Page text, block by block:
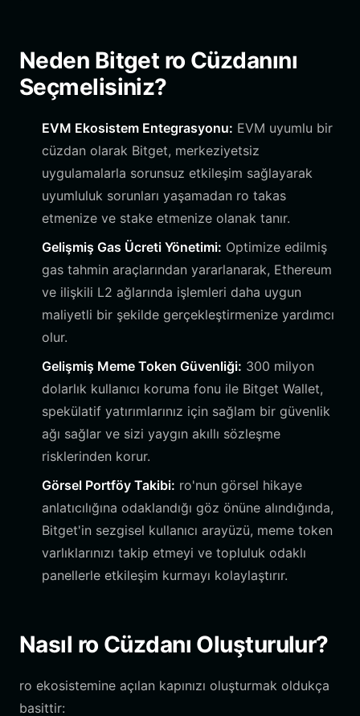
Neden Bitget ro Cüzdanını
Seçmelisiniz?
EVM Ekosistem Entegrasyonu: EVM uyumlu bir
cüzdan olarak Bitget, merkeziyetsiz
uygulamalarla sorunsuz etkileşim sağlayarak
uyumluluk sorunları yaşamadan ro takas
etmenize ve stake etmenize olanak tanır.
Gelişmiş Gas Ücreti Yönetimi: Optimize edilmiş
gas tahmin araçlarından yararlanarak, Ethereum
ve ilişkili L2 ağlarında işlemleri daha uygun
maliyetli bir şekilde gerçekleştirmenize yardımcı
olur.
Gelişmiş Meme Token Güvenliği: 300 milyon
dolarlık kullanıcı koruma fonu ile Bitget Wallet,
spekülatif yatırımlarınız için sağlam bir güvenlik
ağı sağlar ve sizi yaygın akıllı sözleşme
risklerinden korur.
Görsel Portföy Takibi: ro'nun görsel hikaye
anlatıcılığına odaklandığı göz önüne alındığında,
Bitget'in sezgisel kullanıcı arayüzü, meme token
varlıklarınızı takip etmeyi ve topluluk odaklı
panellerle etkileşim kurmayı kolaylaştırır.
Nasıl ro Cüzdanı Oluşturulur?
ro ekosistemine açılan kapınızı oluşturmak oldukça
basittir: